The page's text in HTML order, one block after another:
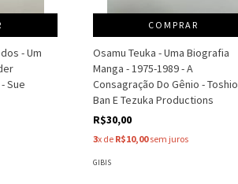
- Um
Sue
COMPRAR
Osamu Teuka - Uma Biografia
Manga - 1975-1989 - A
Consagração Do Gênio - Toshio
Ban E Tezuka Productions
R$30,00
3x de R$10,00sem juros
GIBIS